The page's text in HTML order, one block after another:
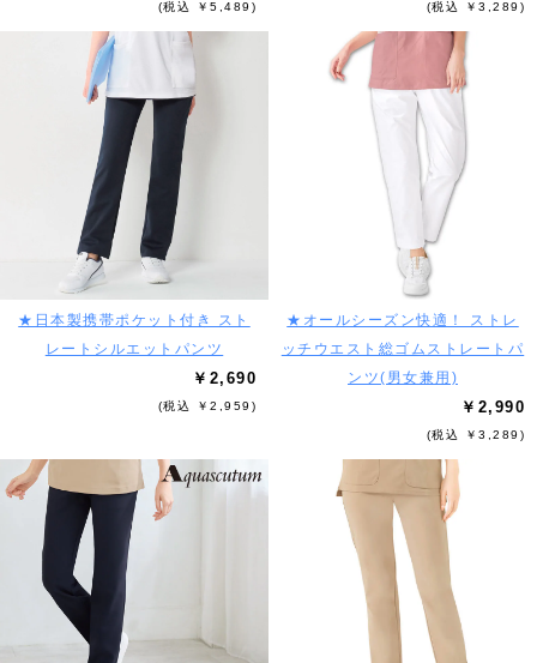
(税込 ￥5,489) (税込 ￥3,289)
★日本製携帯ポケット付き スト
レートシルエットパンツ
￥2,690
(税込 ￥2,959)
★オールシーズン快適！ ストレ
ッチウエスト総ゴムストレートパ
ンツ(男女兼用)
￥2,990
(税込 ￥3,289)